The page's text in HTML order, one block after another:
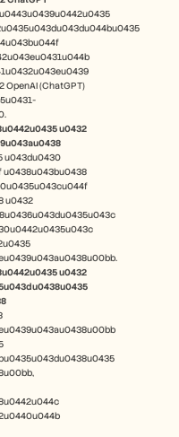
(ChatGPT)
u0432
u043du0430
u0438u043bu0438
u0432
u0432